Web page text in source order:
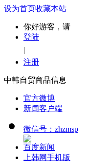
设为首页收藏本站
你好游客，请
登陆
|
注册
中韩自贸商品信息
官方微博
新闻客户端
微信号：zhzmsp
百度新闻
上韩网手机版